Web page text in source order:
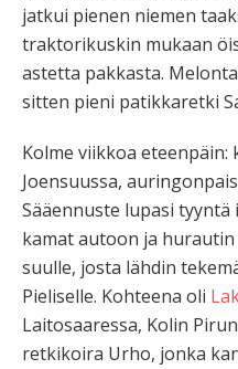
jatkui pienen niemen
traktorikuskin mukaan
astetta pakkasta.
sitten pieni patikkaretki
Kolme viikkoa eteenpäin:
Joensuussa,
Sääennuste lupasi
kamat autoon ja
suulle, josta lähdin
Pieliselle. Kohteena oli
Laitosaaressa, Kolin
retkikoira Urho, jonka